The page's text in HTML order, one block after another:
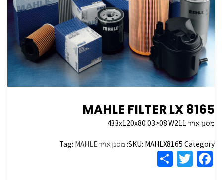
MAHLE FILTER LX 8165
מסנן אויר 433x120x80 03>08 W211
SKU: MAHLX8165 Category: מסנן אויר Tag: MAHLE
Fa
T